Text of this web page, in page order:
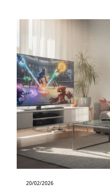
20/02/2026